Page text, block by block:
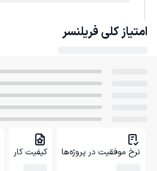
امتیاز کلی فریلنسر
نرخ موفقیت در پروژه‌ها کیفیت کار